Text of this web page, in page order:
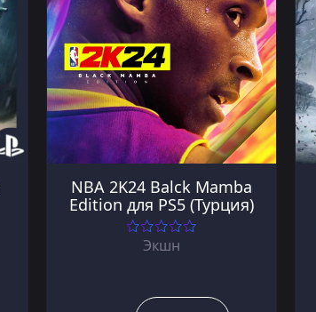
NBA 2K24 Balck Mamba
Edition для PS5 (Турция)
Экшн